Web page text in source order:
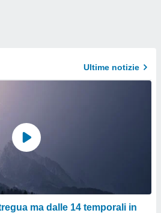
Ultime notizie
ma dalle 14 temporali in